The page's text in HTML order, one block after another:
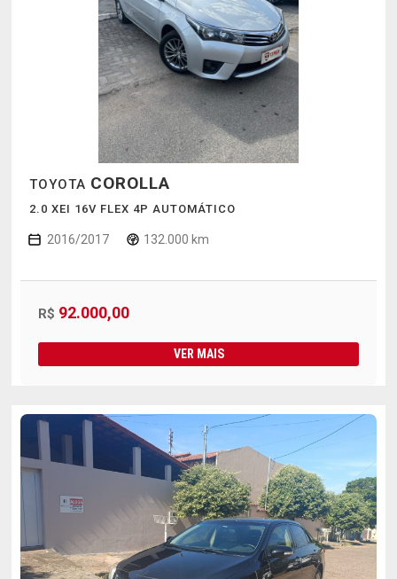
TOYOTA COROLLA
2.0 XEI 16V FLEX 4P AUTOMÁTICO
2016/2017 132.000 km
R$ 92.000,00
VER MAIS